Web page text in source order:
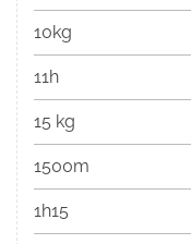
10kg
11h
15 kg
1500m
1h15